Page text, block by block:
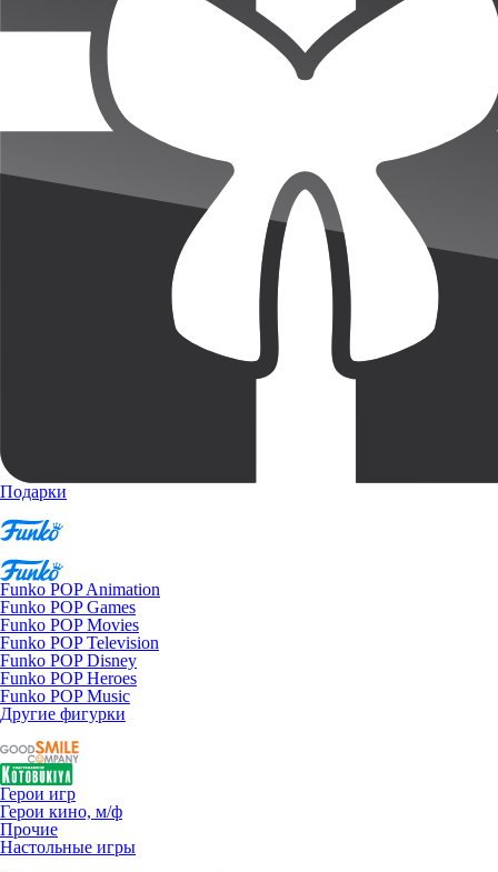
Подарки
Funko POP Animation
Funko POP Games
Funko POP Movies
Funko POP Television
Funko POP Disney
Funko POP Heroes
Funko POP Music
Другие фигурки
Герои игр
Герои кино, м/ф
Прочие
Настольные игры